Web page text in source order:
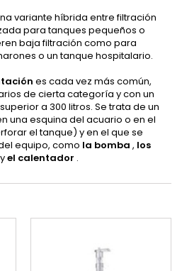
variante híbrida entre filtración
para tanques pequeños o
baja filtración como para
o un tanque hospitalario.
es cada vez más común,
de cierta categoría y con un
a 300 litros. Se trata de un
una esquina del acuario o en el
el tanque) y en el que se
equipo, como la bomba , los
yel calentador .